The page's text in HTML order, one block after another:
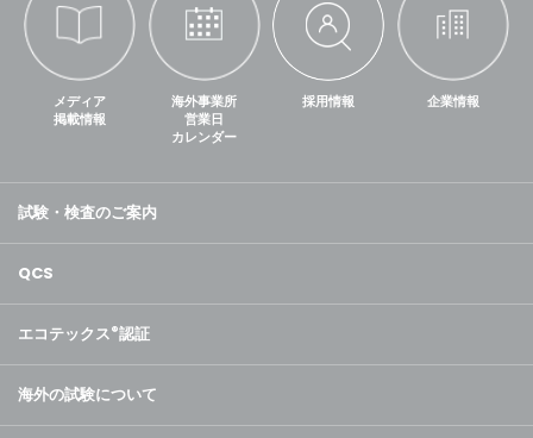
メディア
掲載情報
海外事業所
営業日
カレンダー
採用情報 企業情報
試験・検査のご案内
QCS
エコテックス®認証
海外の試験について